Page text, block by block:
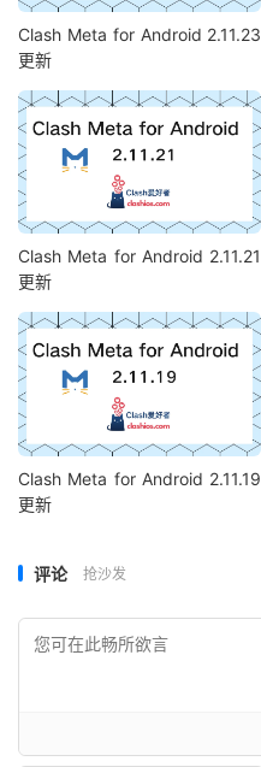
Clash Meta for Android 2.11.23
更新
Clash Meta for Android 2.11.21
更新
Clash Meta for Android 2.11.19
更新
评论 抢沙发